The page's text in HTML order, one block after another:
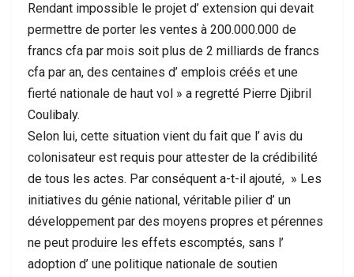
Rendant impossible le projet d’ extension qui devait
permettre de porter les ventes à 200.000.000 de
francs cfa par mois soit plus de 2 milliards de francs
cfa par an, des centaines d’ emplois créés et une
fierté nationale de haut vol » a regretté Pierre Djibril
Coulibaly.
Selon lui, cette situation vient du fait que l’ avis du
colonisateur est requis pour attester de la crédibilité
de tous les actes. Par conséquent a-t-il ajouté, » Les
initiatives du génie national, véritable pilier d’ un
développement par des moyens propres et pérennes
ne peut produire les effets escomptés, sans l’
adoption d’ une politique nationale de soutien